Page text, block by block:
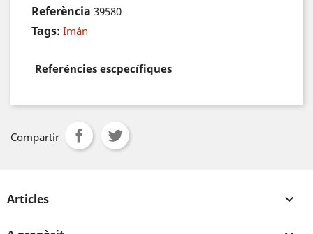
Referència 39580
Tags: Imán
Referéncies escpecífiques
Compartir
Articles 